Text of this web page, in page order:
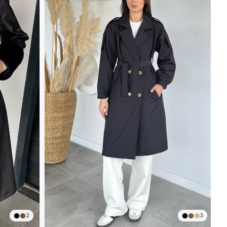
2 3
İndirimli Ürün
Hızlı Teslimat